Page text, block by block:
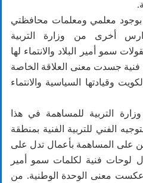
معلمي ومعلمات محافظتي
أخرى من وزارة التربية
سمو أمير البلاد والانتماء لها
جسدت معنى العلاقة الخاصة
وقيادتها السياسية والانتماء
التربية للمساهمة في هذا
الفني للتربية الفنية بمنطقة
على المساهمة بأعمال تدل على
لوحات فنية لكلمات سمو أمير
معنى الوحدة الوطنية. من